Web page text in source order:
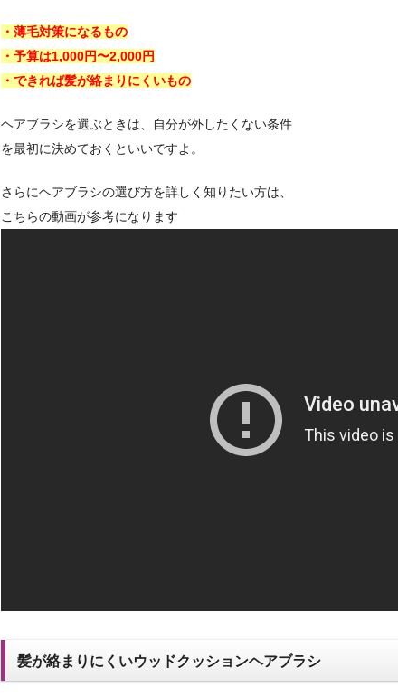
・薄毛対策になるもの
・予算は1,000円〜2,000円
・できれば髪が絡まりにくいもの
ヘアブラシを選ぶときは、自分が外したくない条件
を最初に決めておくといいですよ。
さらにヘアブラシの選び方を詳しく知りたい方は、
こちらの動画が参考になります
髪が絡まりにくいウッドクッションヘアブラシ